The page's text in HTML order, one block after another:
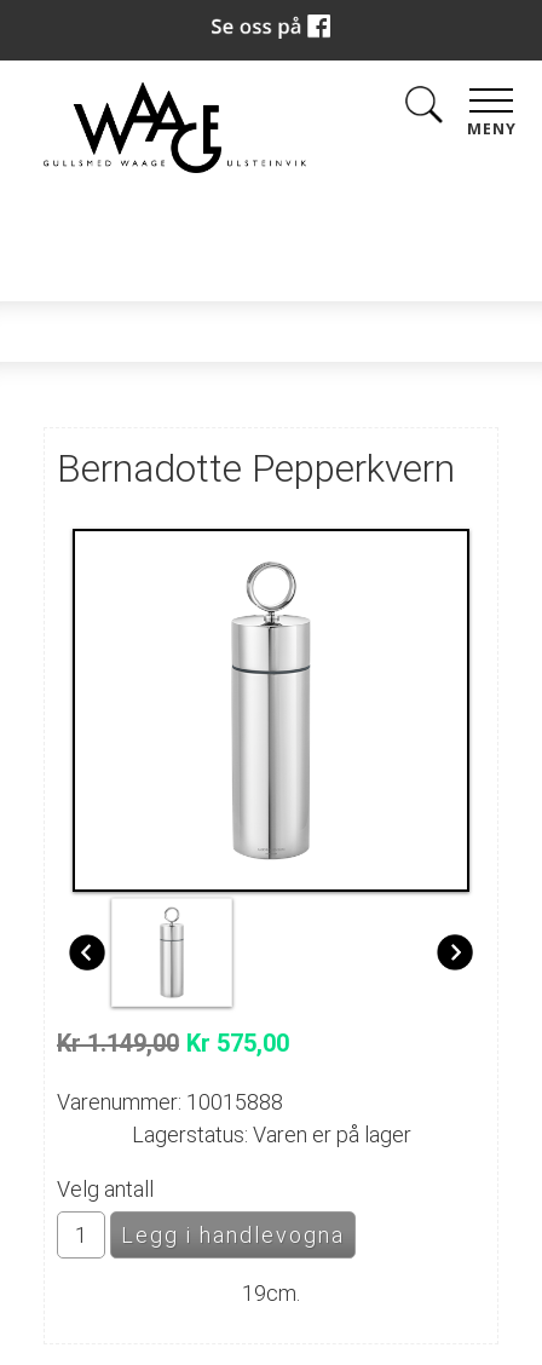
MENY
Bernadotte Pepperkvern
Kr 1.149,00 Kr 575,00
Varenummer: 10015888
Lagerstatus: Varen er på lager
Velg antall
19cm.